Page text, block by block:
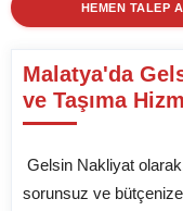
HEMEN TALEP
Malatya'da
ve Taşıma
Gelsin Nakliyat
sorunsuz ve